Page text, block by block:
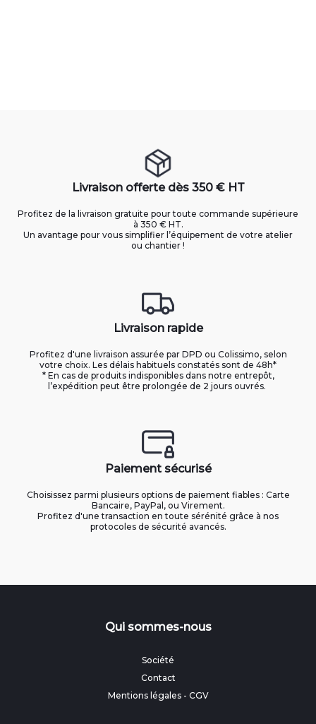
Livraison offerte dès 350 € HT
Profitez de la livraison gratuite pour toute commande supérieure
à 350 € HT.
Un avantage pour vous simplifier l’équipement de votre atelier
ou chantier !
Livraison rapide
Profitez d'une livraison assurée par DPD ou Colissimo, selon
votre choix. Les délais habituels constatés sont de 48h*
* En cas de produits indisponibles dans notre entrepôt,
l’expédition peut être prolongée de 2 jours ouvrés.
Paiement sécurisé
Choisissez parmi plusieurs options de paiement fiables : Carte
Bancaire, PayPal, ou Virement.
Profitez d'une transaction en toute sérénité grâce à nos
protocoles de sécurité avancés.
Qui sommes-nous
Société
Contact
Mentions légales- CGV